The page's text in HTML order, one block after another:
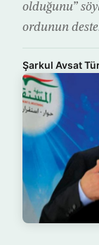
olduğunu”
ordunun
Şarkul Avsat